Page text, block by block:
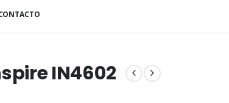
IN4602